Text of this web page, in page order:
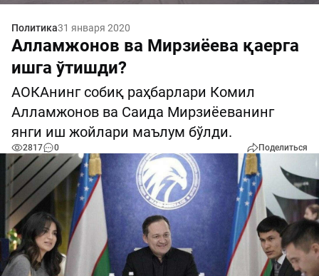
Политика31 января 2020
Алламжонов ва Мирзиёева қаерга
ишга ўтишди?
АОКАнинг собиқ раҳбарлари Комил
Алламжонов ва Саида Мирзиёеванинг
янги иш жойлари маълум бўлди.
2817 0 Поделиться